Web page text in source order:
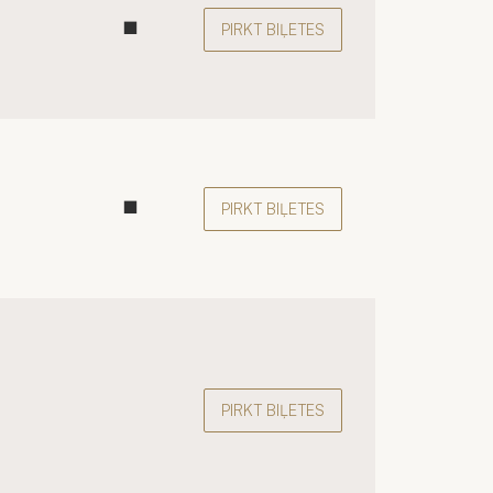
PIRKT BIĻETES
PIRKT BIĻETES
PIRKT BIĻETES